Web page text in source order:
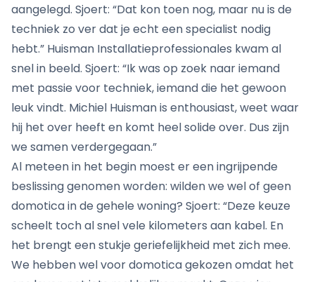
aangelegd. Sjoert: “Dat kon toen nog, maar nu is de
techniek zo ver dat je echt een specialist nodig
hebt.” Huisman Installatieprofessionales kwam al
snel in beeld. Sjoert: “Ik was op zoek naar iemand
met passie voor techniek, iemand die het gewoon
leuk vindt. Michiel Huisman is enthousiast, weet waar
hij het over heeft en komt heel solide over. Dus zijn
we samen verdergegaan.”
Al meteen in het begin moest er een ingrijpende
beslissing genomen worden: wilden we wel of geen
domotica in de gehele woning? Sjoert: “Deze keuze
scheelt toch al snel vele kilometers aan kabel. En
het brengt een stukje geriefelijkheid met zich mee.
We hebben wel voor domotica gekozen omdat het